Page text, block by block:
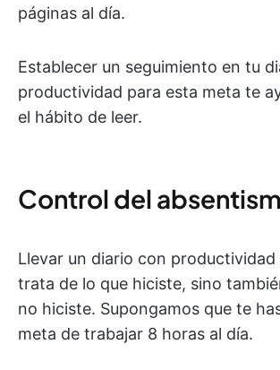
páginas al día.
Establecer un seguimiento en tu
productividad para esta meta te
el hábito de leer.
Control del
Llevar un diario con productividad
trata de lo que hiciste, sino
no hiciste. Supongamos que te
meta de trabajar 8 horas al día.